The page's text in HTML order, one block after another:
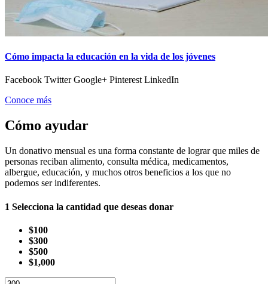
Cómo impacta la educación en la vida de los jóvenes
Facebook Twitter Google+ Pinterest LinkedIn
Conoce más
Cómo ayudar
Un donativo mensual es una forma constante de lograr que miles de
personas reciban alimento, consulta médica, medicamentos,
albergue, educación, y muchos otros beneficios a los que no
podemos ser indiferentes.
1 Selecciona la cantidad que deseas donar
$100
$300
$500
$1,000